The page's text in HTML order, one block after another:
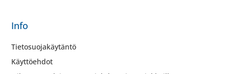
Info
Tietosuojakäytäntö
Käyttöehdot